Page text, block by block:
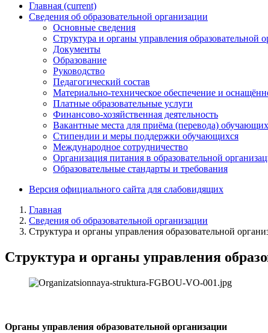
Главная (current)
Сведения об образовательной организации
Основные сведения
Структура и органы управления образовательной
Документы
Образование
Руководство
Педагогический состав
Материально-техническое обеспечение и
Платные образовательные услуги
Финансово-хозяйственная деятельность
Вакантные места для приёма (перевода)
Стипендии и меры поддержки обучающихся
Международное сотрудничество
Организация питания в образовательной
Образовательные стандарты и требования
Версия официального сайта для слабовидящих
Главная
Сведения об образовательной организации
Структура и органы управления образовательной
Структура и органы управления
Органы управления образовательной организации